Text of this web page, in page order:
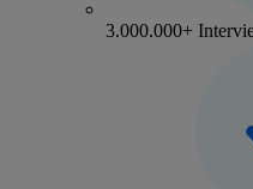
3.000.000+